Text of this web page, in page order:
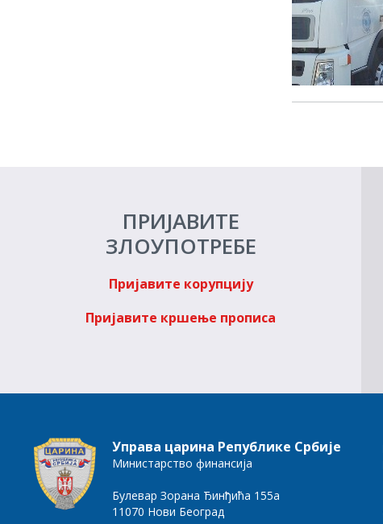
ПРИЈАВИТЕ
ЗЛОУПОТРЕБЕ
Пријавите корупцију
Пријавите кршење прописа
Управа царина Републике Србије
Министарство финансија
Булевар Зорана Ђинђића 155а
11070 Нови Београд